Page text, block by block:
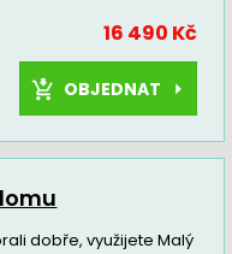
16 490 Kč
OBJEDNAT
dobře, využijete Malý